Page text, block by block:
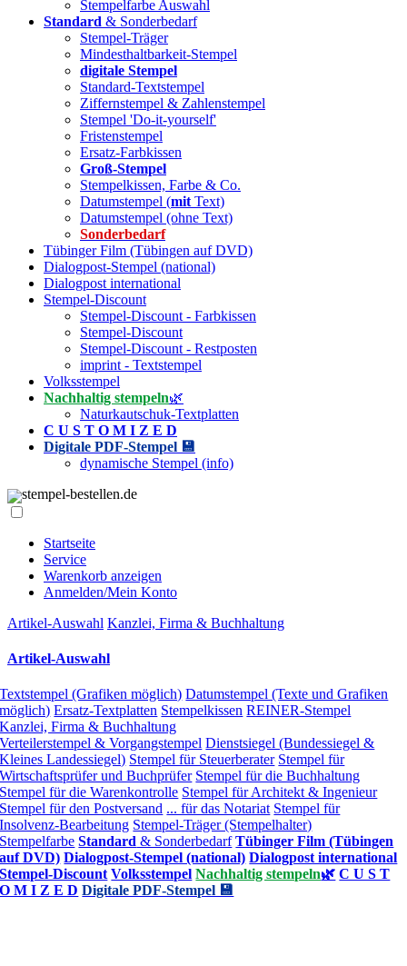
Stempelfarbe Auswahl
Standard & Sonderbedarf
Stempel-Träger
Mindesthaltbarkeit-Stempel
digitale Stempel
Standard-Textstempel
Ziffernstempel & Zahlenstempel
Stempel 'Do-it-yourself'
Fristenstempel
Ersatz-Farbkissen
Groß-Stempel
Stempelkissen, Farbe & Co.
Datumstempel (mit Text)
Datumstempel (ohne Text)
Sonderbedarf
Tübinger Film (Tübingen auf DVD)
Dialogpost-Stempel (national)
Dialogpost international
Stempel-Discount
Stempel-Discount - Farbkissen
Stempel-Discount
Stempel-Discount - Restposten
imprint - Textstempel
Volksstempel
Nachhaltig stempeln🌿
Naturkautschuk-Textplatten
C U S T O M I Z E D
Digitale PDF-Stempel 💾
dynamische Stempel (info)
stempel-bestellen.de
Startseite
Service
Warenkorb anzeigen
Anmelden/Mein Konto
Artikel-Auswahl Kanzlei, Firma & Buchhaltung
Artikel-Auswahl
Textstempel (Grafiken möglich) Datumstempel (Texte und Grafiken
möglich) Ersatz-Textplatten Stempelkissen REINER-Stempel
Kanzlei, Firma & Buchhaltung
Verteilerstempel & Vorgangstempel Dienstsiegel (Bundessiegel &
Kleines Landessiegel) Stempel für Steuerberater Stempel für
Wirtschaftsprüfer und Buchprüfer Stempel für die Buchhaltung
Stempel für die Warenkontrolle Stempel für Architekt & Ingenieur
Stempel für den Postversand ... für das Notariat Stempel für
Insolvenz-Bearbeitung Stempel-Träger (Stempelhalter)
Stempelfarbe Standard & Sonderbedarf Tübinger Film (Tübingen
auf DVD) Dialogpost-Stempel (national) Dialogpost international
Stempel-Discount Volksstempel Nachhaltig stempeln🌿 C U S T
O M I Z E D Digitale PDF-Stempel 💾